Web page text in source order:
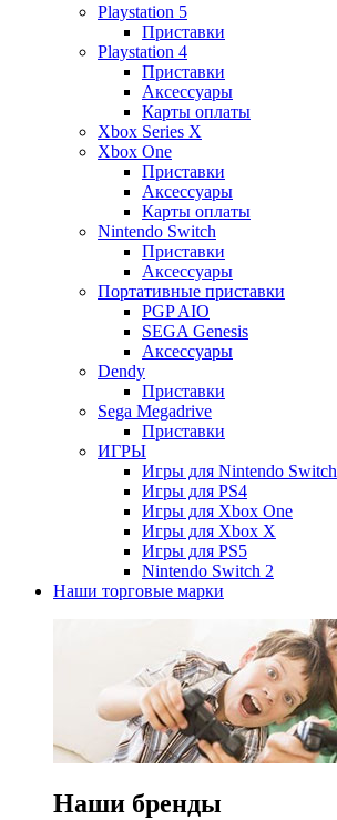
Playstation 5
Приставки
Playstation 4
Приставки
Аксессуары
Карты оплаты
Xbox Series X
Xbox One
Приставки
Аксессуары
Карты оплаты
Nintendo Switch
Приставки
Аксессуары
Портативные приставки
PGP AIO
SEGA Genesis
Аксессуары
Dendy
Приставки
Sega Megadrive
Приставки
ИГРЫ
Игры для Nintendo Switch
Игры для PS4
Игры для Xbox One
Игры для Xbox X
Игры для PS5
Nintendo Switch 2
Наши торговые марки
Наши бренды